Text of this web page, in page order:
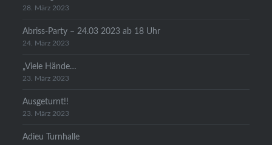
28. März 2023
Abriss-Party – 24.03 2023 ab 18 Uhr
24. März 2023
„Viele Hände…
23. März 2023
Ausgeturnt!!
23. März 2023
Adieu Turnhalle